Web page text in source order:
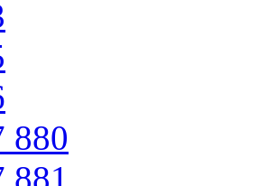
880
881